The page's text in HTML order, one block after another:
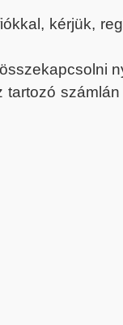
kérjük,
tartozó